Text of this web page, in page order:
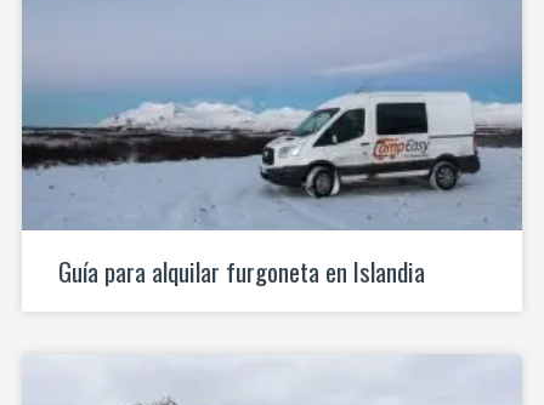
Guía para alquilar furgoneta en Islandia